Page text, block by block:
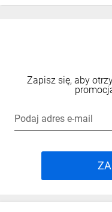
Zapisz się, aby
Podaj adres e-mail